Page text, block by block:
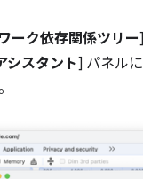
ーク依存関係ツリー
シスタント] パネル